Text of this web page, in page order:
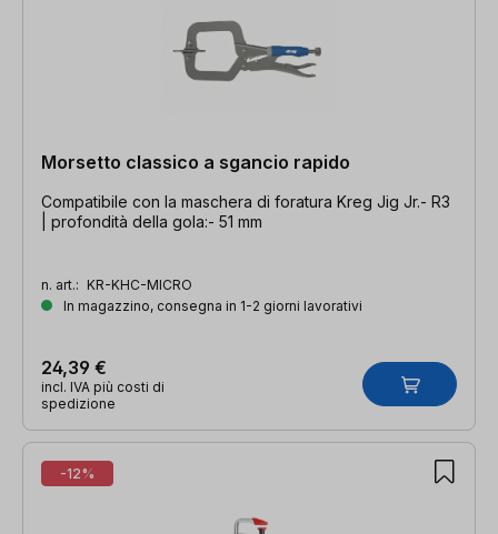
Morsetto classico a sgancio rapido
Compatibile con la maschera di foratura Kreg Jig Jr.- R3
| profondità della gola:- 51 mm
n. art.: KR-KHC-MICRO
In magazzino, consegna in 1-2 giorni lavorativi
24,39 €
incl. IVA più costi di
spedizione
-12%